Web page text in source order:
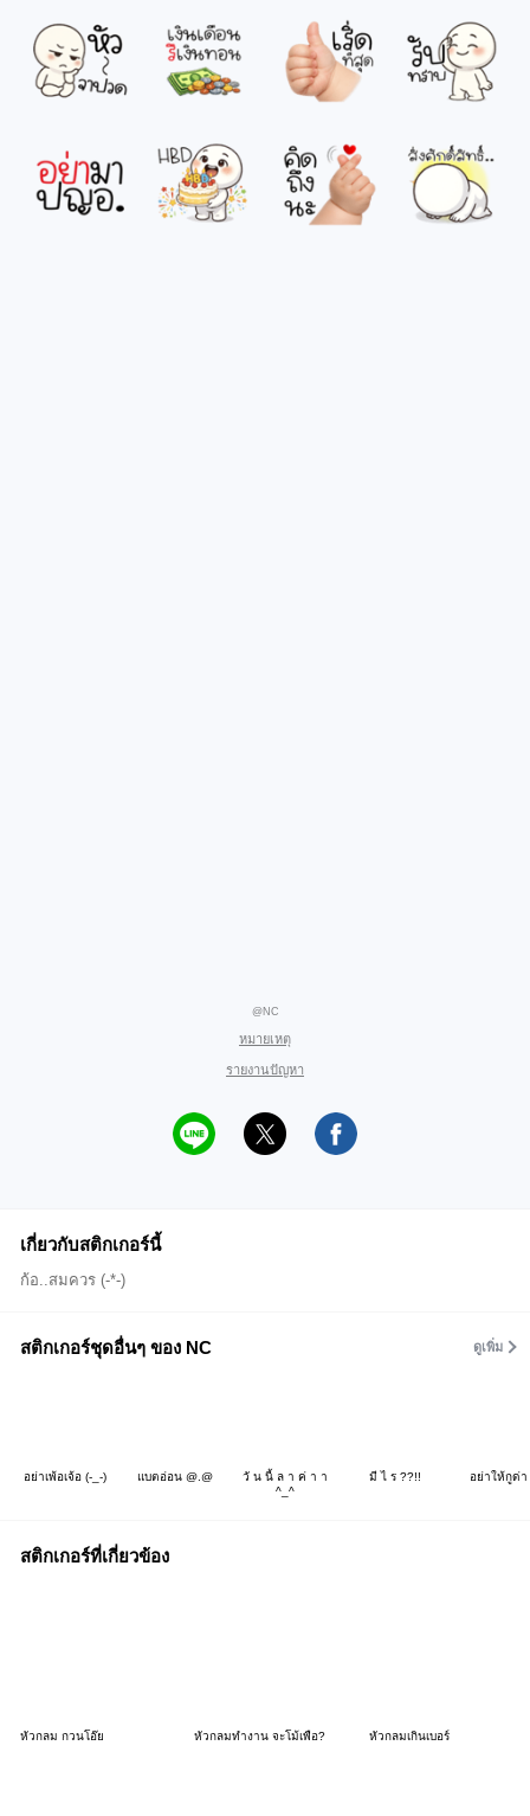
@NC
หมายเหตุ
รายงานปัญหา
เกี่ยวกับสติกเกอร์นี้
ก้อ..สมควร (-*-)
สติกเกอร์ชุดอื่นๆ ของ NC ดูเพิ่ม
อย่าเพ้อเจ้อ (-_-) แบตอ่อน @.@
วั น นี้ ล า ค่ า า
^_^
มี ไ ร ??!! อย่าให้กูด่า
สติกเกอร์ที่เกี่ยวข้อง
หัวกลม กวนโอ๊ย หัวกลมทำงาน จะโม้เพื่อ? หัวกลมเกินเบอร์